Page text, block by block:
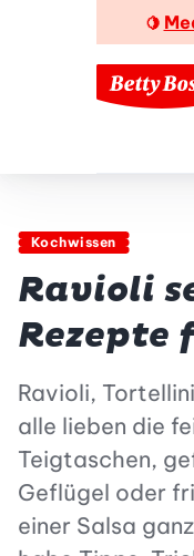
🍋
Kochwissen
Ravioli
Rezepte
Ravioli,
alle lieben die
Teigtaschen,
Geflügel oder
einer Salsa